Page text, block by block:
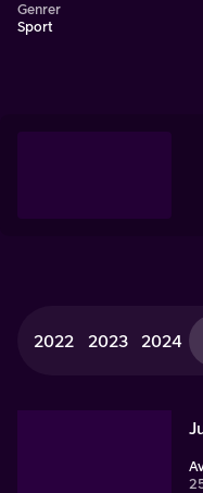
Genrer
Sport
2022 2023 2024